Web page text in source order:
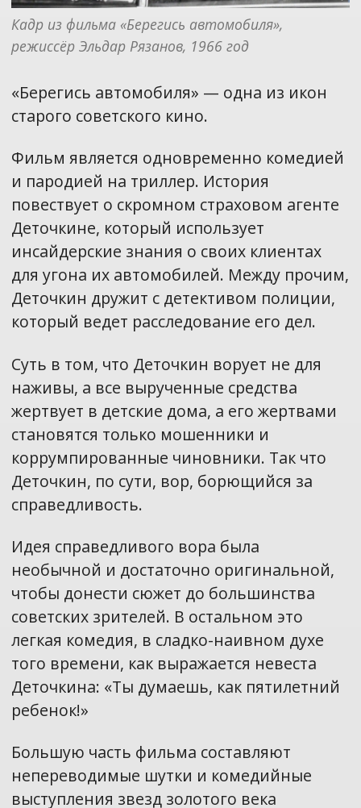
Кадр из фильма «Берегись автомобиля»,
режиссёр Эльдар Рязанов, 1966 год
«Берегись автомобиля» — одна из икон
старого советского кино.
Фильм является одновременно комедией
и пародией на триллер. История
повествует о скромном страховом агенте
Деточкине, который использует
инсайдерские знания о своих клиентах
для угона их автомобилей. Между прочим,
Деточкин дружит с детективом полиции,
который ведет расследование его дел.
Суть в том, что Деточкин ворует не для
наживы, а все вырученные средства
жертвует в детские дома, а его жертвами
становятся только мошенники и
коррумпированные чиновники. Так что
Деточкин, по сути, вор, борющийся за
справедливость.
Идея справедливого вора была
необычной и достаточно оригинальной,
чтобы донести сюжет до большинства
советских зрителей. В остальном это
легкая комедия, в сладко-наивном духе
того времени, как выражается невеста
Деточкина: «Ты думаешь, как пятилетний
ребенок!»
Большую часть фильма составляют
непереводимые шутки и комедийные
выступления звезд золотого века